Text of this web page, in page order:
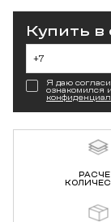
Купить в
Я даю
ознакомился